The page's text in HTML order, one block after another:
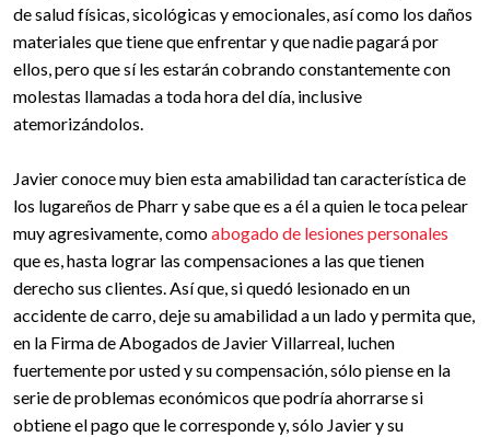
de salud físicas, sicológicas y emocionales, así como los daños
materiales que tiene que enfrentar y que nadie pagará por
ellos, pero que sí les estarán cobrando constantemente con
molestas llamadas a toda hora del día, inclusive
atemorizándolos.
Javier conoce muy bien esta amabilidad tan característica de
los lugareños de Pharr y sabe que es a él a quien le toca pelear
muy agresivamente, comoabogado de lesiones personales
que es, hasta lograr las compensaciones a las que tienen
derecho sus clientes. Así que, si quedó lesionado en un
accidente de carro, deje su amabilidad a un lado y permita que,
en la Firma de Abogados de Javier Villarreal, luchen
fuertemente por usted y su compensación, sólo piense en la
serie de problemas económicos que podría ahorrarse si
obtiene el pago que le corresponde y, sólo Javier y su